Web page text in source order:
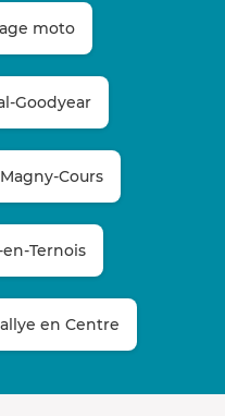
moto
Goodyear
Cours
Ternois
en Centre